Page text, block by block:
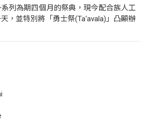
列為期四個月的祭典，現今配合族人工
，並特別將「勇士祭(Ta‘avala)」凸顯辦